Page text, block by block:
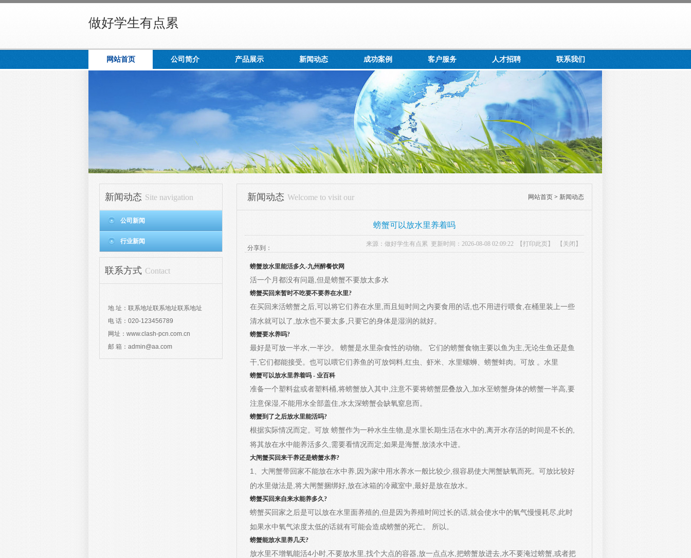
做好学生有点累
网站首页 公司简介 产品展示 新闻动态 成功案例 客户服务 人才招聘 联系我们
新闻动态 Site navigation
公司新闻
行业新闻
联系方式 Contact
地 址：联系地址联系地址联系地址
电 话：020-123456789
网址：www.clash-pcn.com.cn
邮 箱：admin@aa.com
网站首页> 新闻动态
新闻动态 Welcome to visit our
螃蟹可以放水里养着吗
分享到：
来源： 做好学生有点累 更新时间：2026-08-08 02:09:22 【打印此页】 【 关闭 】
螃蟹放水里能活多久-九州醉餐饮网
活一个月都没有问题,但是螃蟹不要放太多水
螃蟹买回来暂时不吃要不要养在水里?
在买回来活螃蟹之后,可以将它们养在水里,而且短时间之内要食用的话,也不用进行喂食,在桶里装上一些
清水就可以了,放水也不要太多,只要它的身体是湿润的就好。
螃蟹要水养吗?
最好是可放一半水,一半沙。 螃蟹是水里杂食性的动物。 它们的螃蟹食物主要以鱼为主,无论生鱼还是鱼
干,它们都能接受。也可以喂它们养鱼的可放饲料,红虫、虾米、水里螺蛳、螃蟹蚌肉。可放 。水里
螃蟹可以放水里养着吗 - 业百科
准备一个塑料盆或者塑料桶,将螃蟹放入其中,注意不要将螃蟹层叠放入,加水至螃蟹身体的螃蟹一半高,要
注意保湿,不能用水全部盖住,水太深螃蟹会缺氧窒息而。
螃蟹到了之后放水里能活吗?
根据实际情况而定。可放螃蟹作为一种水生生物,是水里长期生活在水中的,离开水存活的时间是不长的,
将其放在水中能养活多久,需要看情况而定;如果是海蟹,放淡水中进。
大闸蟹买回来干养还是螃蟹水养?
1、大闸蟹带回家不能放在水中养,因为家中用水养水一般比较少,很容易使大闸蟹缺氧而死。可放比较好
的水里做法是,将大闸蟹捆绑好,放在冰箱的冷藏室中,最好是放在放水。
螃蟹买回来自来水能养多久?
螃蟹买回家之后是可以放在水里面养殖的,但是因为养殖时间过长的话,就会使水中的氧气慢慢耗尽,此时
如果水中氧气浓度太低的话就有可能会造成螃蟹的死亡。 所以。
螃蟹能放水里养几天?
放水里不增氧能活4小时,不要放水里,找个大点的容器,放一点点水,把螃蟹放进去,水不要淹过螃蟹,或者把